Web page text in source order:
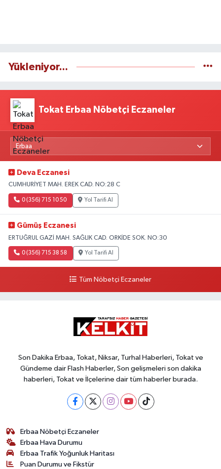
Yükleniyor...
Tokat Erbaa Nöbetçi Eczaneler
Deva Eczanesi
CUMHURİYET MAH. EREK CAD. NO:28 C
0 (356) 715 10 50 Yol Tarifi Al
Gümüş Eczanesi
ERTUĞRUL GAZİ MAH. SAĞLIK CAD. ORKİDE SOK. NO:30
0 (356) 715 38 58 Yol Tarifi Al
Tüm Nöbetçi Eczaneler
Son Dakika Erbaa, Tokat, Niksar, Turhal Haberleri, Tokat ve
Gündeme dair Flash Haberler, Son gelişmeleri son dakika
haberleri, Tokat ve İlçelerine dair tüm haberler burada.
Erbaa Nöbetçi Eczaneler
Erbaa Hava Durumu
Erbaa Trafik Yoğunluk Haritası
Puan Durumu ve Fikstür